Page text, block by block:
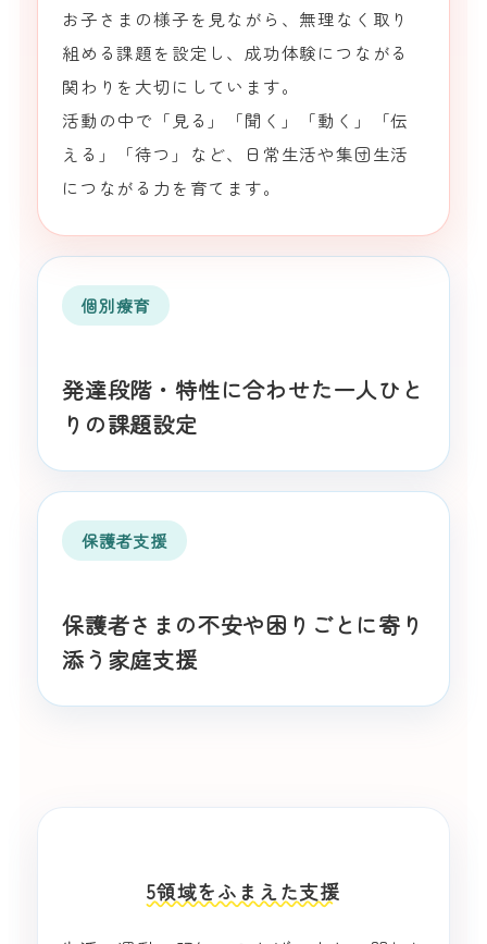
お子さまの様子を見ながら、無理なく取り
組める課題を設定し、成功体験につながる
関わりを大切にしています。
活動の中で「見る」「聞く」「動く」「伝
える」「待つ」など、日常生活や集団生活
につながる力を育てます。
個別療育
発達段階・特性に合わせた一人ひと
りの課題設定
保護者支援
保護者さまの不安や困りごとに寄り
添う家庭支援
5領域をふまえた支援